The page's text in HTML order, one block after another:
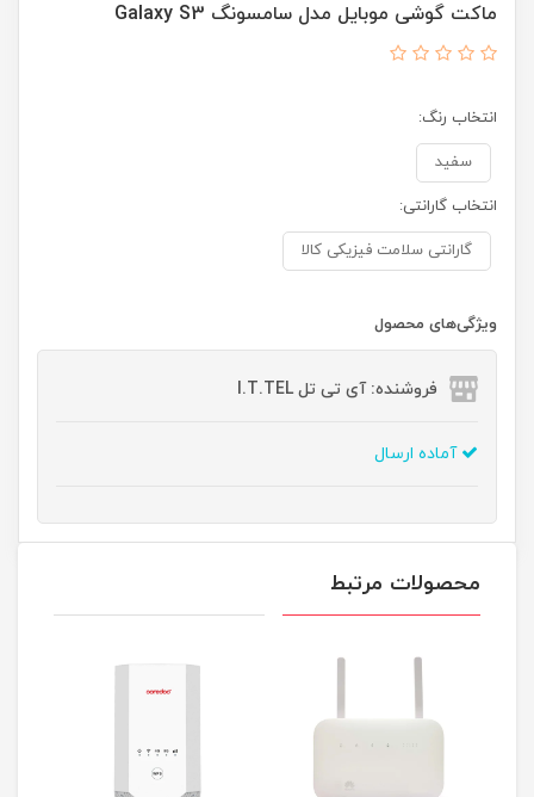
ماکت گوشی موبایل مدل سامسونگ Galaxy S3
انتخاب رنگ:
سفید
انتخاب گارانتی:
گارانتی سلامت فیزیکی کالا
ویژگی‌های محصول
فروشنده: آی تی تل I.T.TEL
آماده ارسال
محصولات مرتبط